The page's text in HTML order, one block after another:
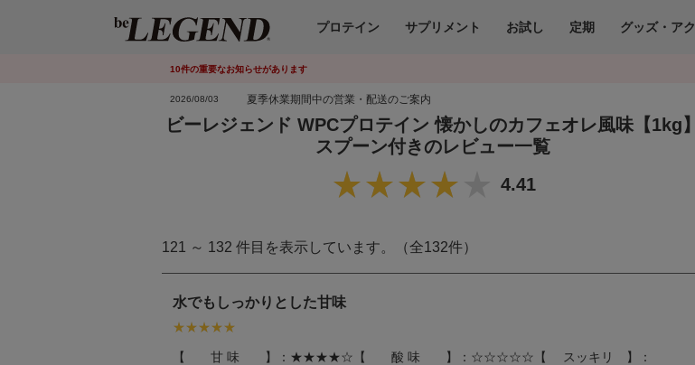
プロテイン サプリメント お試し 定期 グッズ・ア
10件の重要なお知らせがあります
2026/08/03 夏季休業期間中の営業・配送のご案内
ビーレジェンド WPCプロテイン 懐かしのカフェオレ風味【1kg】
スプーン付きのレビュー一覧
4.41
121 ～ 132 件目を表示しています。（全132件）
水でもしっかりとした甘味
【 甘 味 】：★★★★☆【 酸 味 】：☆☆☆☆☆【 スッキリ 】：